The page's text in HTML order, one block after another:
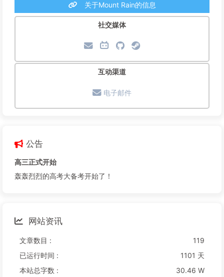
关于Mount Rain的信息
社交媒体
互动渠道
电子邮件
公告
高三正式开始
轰轰烈烈的高考大备考开始了！
网站资讯
文章数目 :
119
已运行时间 :
1101 天
本站总字数 :
30.46 W